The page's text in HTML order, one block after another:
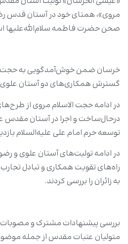
مروی»، همتای خود در آستان قدس
صحن حضرت فاطمه سلام‌الله‌علیها
خرسان ضمن خوش‌آمدگویی به
گسترش همکاری‌های دو آستان علوی
در ادامه حجت الاسلام مروی از
درحال‌ساخت و اجرا در آستان مقدس
توسعه حرم امام علی علیه‌السلام
در ادامه تولیت‌های آستان علوی و
راه‌های تقویت همکاری و تبادل
به زائران را بررسی کردند.
بررسی پیشنهادات مشترک و
متولیان عتبات مقدس از جمله